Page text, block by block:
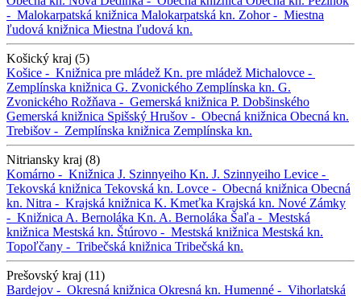
- Malokarpatská knižnica Malokarpatská kn. Zohor - Miestna
ľudová knižnica Miestna ľudová kn.
Košický kraj (5)
Košice - Knižnica pre mládež Kn. pre mládež Michalovce -
Zemplínska knižnica G. Zvonického Zemplínska kn. G.
Zvonického Rožňava - Gemerská knižnica P. Dobšinského
Gemerská knižnica Spišský Hrušov - Obecná knižnica Obecná kn.
Trebišov - Zemplínska knižnica Zemplínska kn.
Nitriansky kraj (8)
Komárno - Knižnica J. Szinnyeiho Kn. J. Szinnyeiho Levice -
Tekovská knižnica Tekovská kn. Lovce - Obecná knižnica Obecná
kn. Nitra - Krajská knižnica K. Kmeťka Krajská kn. Nové Zámky
- Knižnica A. Bernoláka Kn. A. Bernoláka Šaľa - Mestská
knižnica Mestská kn. Štúrovo - Mestská knižnica Mestská kn.
Topoľčany - Tribečská knižnica Tribečská kn.
Prešovský kraj (11)
Bardejov - Okresná knižnica Okresná kn. Humenné - Vihorlatská